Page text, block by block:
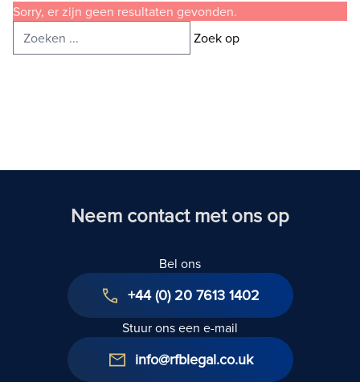
Sorry, er zijn geen resultaten gevonden.
Zoeken:
Zoek op
Neem contact met ons op
Bel ons
+44 (0) 20 7613 1402
Stuur ons een e-mail
info@rfblegal.co.uk